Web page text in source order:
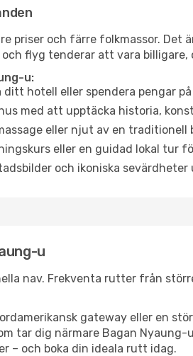
priser och färre folkmassor.
flyg tenderar att vara
u:
ditt hotell eller spendera pengar
med att upptäcka historia,
eller njut av en
eller en guidad lokal tur
och ikoniska
u
nav. Frekventa rutter från
gateway eller en
tar dig närmare Bagan Nyaung-
– och boka din ideala rutt idag.